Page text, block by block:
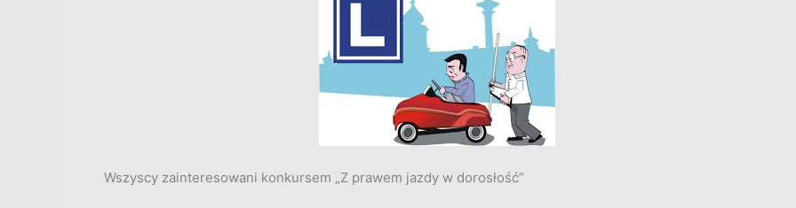
Wszyscy zainteresowani konkursem „Z prawem jazdy w dorosłość”